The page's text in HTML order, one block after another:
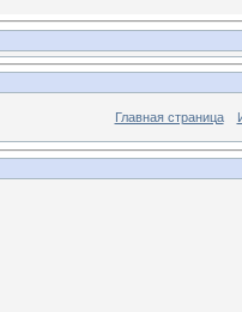
Главная страница